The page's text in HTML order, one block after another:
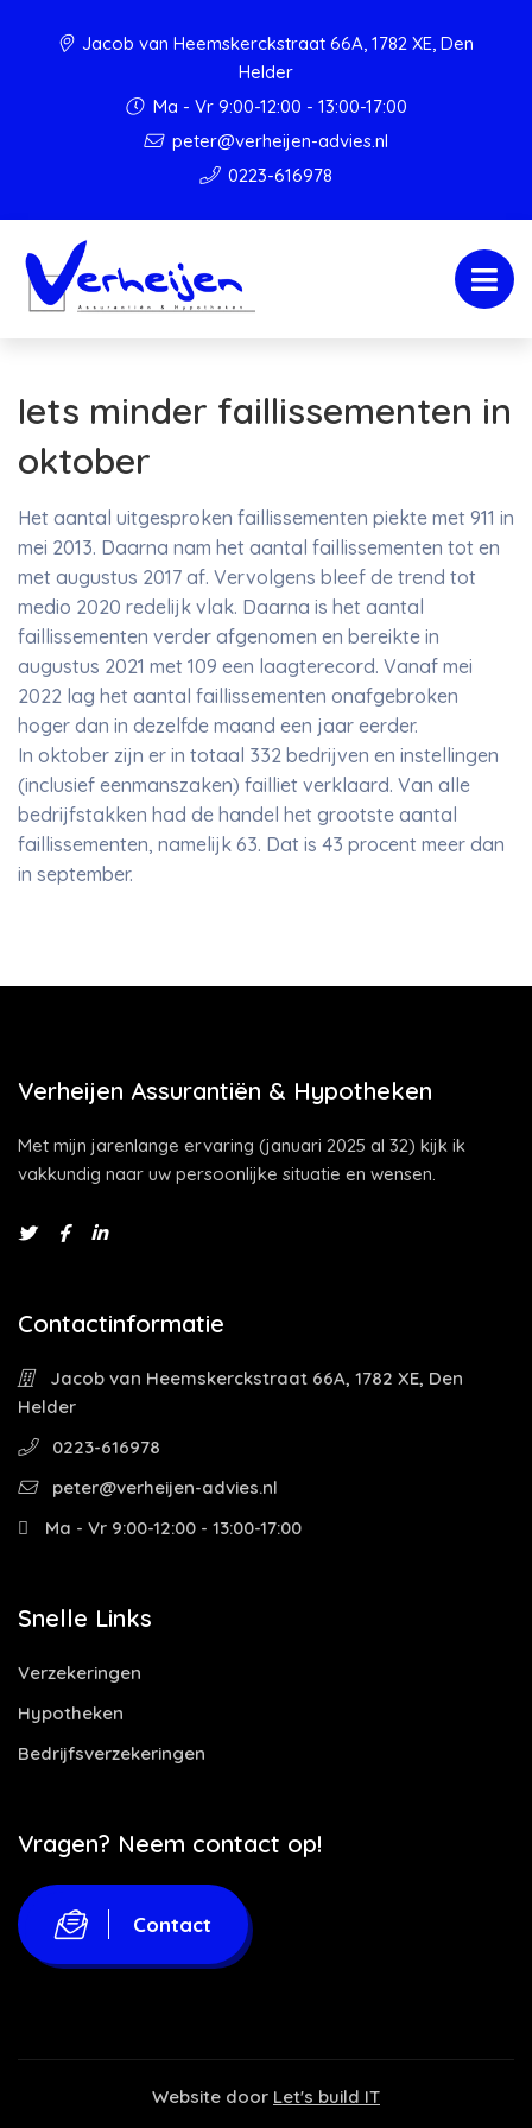
Jacob van Heemskerckstraat 66A, 1782 XE, Den
Helder
Ma - Vr 9:00-12:00 - 13:00-17:00
peter@verheijen-advies.nl
0223-616978
Iets minder faillissementen in
oktober
Het aantal uitgesproken faillissementen piekte met 911 in
mei 2013. Daarna nam het aantal faillissementen tot en
met augustus 2017 af. Vervolgens bleef de trend tot
medio 2020 redelijk vlak. Daarna is het aantal
faillissementen verder afgenomen en bereikte in
augustus 2021 met 109 een laagterecord. Vanaf mei
2022 lag het aantal faillissementen onafgebroken
hoger dan in dezelfde maand een jaar eerder.
In oktober zijn er in totaal 332 bedrijven en instellingen
(inclusief eenmanszaken) failliet verklaard. Van alle
bedrijfstakken had de handel het grootste aantal
faillissementen, namelijk 63. Dat is 43 procent meer dan
in september.
Verheijen Assurantiën & Hypotheken
Met mijn jarenlange ervaring (januari 2025 al 32) kijk ik
vakkundig naar uw persoonlijke situatie en wensen.
Contactinformatie
Jacob van Heemskerckstraat 66A, 1782 XE, Den
Helder
0223-616978
peter@verheijen-advies.nl
Ma - Vr 9:00-12:00 - 13:00-17:00
Snelle Links
Verzekeringen
Hypotheken
Bedrijfsverzekeringen
Vragen? Neem contact op!
Contact
Website door Let's build IT